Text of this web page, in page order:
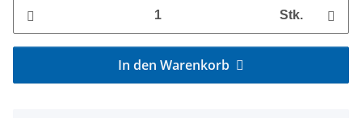
Stk.
In den Warenkorb